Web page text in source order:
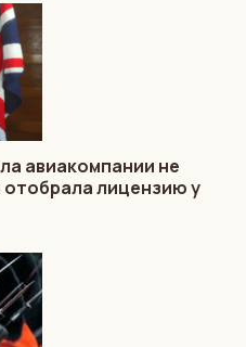
авиакомпании не
лицензию у